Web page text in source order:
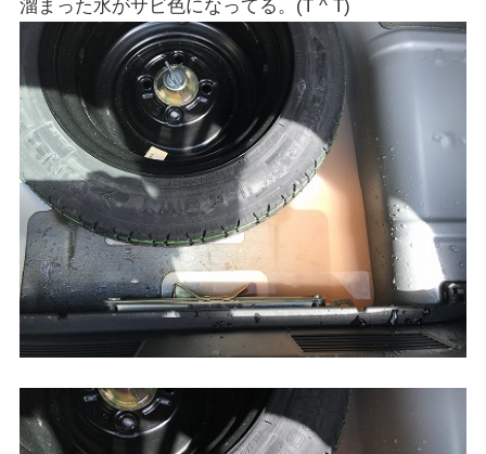
溜まった水がサビ色になってる。(T ^ T)